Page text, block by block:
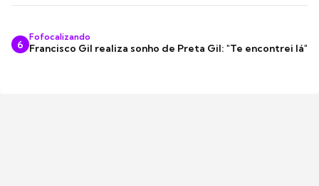
6
Fofocalizando
Francisco Gil realiza sonho de Preta Gil: "Te encontrei lá"